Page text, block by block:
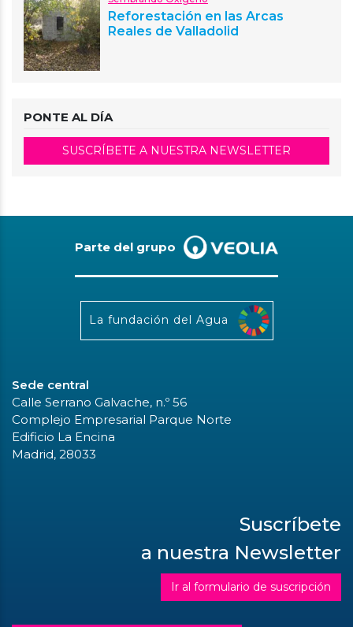
Reforestación en las Arcas
Reales de Valladolid
PONTE AL DÍA
SUSCRÍBETE A NUESTRA NEWSLETTER
Parte del grupo
La fundación del Agua
Sede central
Calle Serrano Galvache, n.º 56
Complejo Empresarial Parque Norte
Edificio La Encina
Madrid, 28033
Suscríbete
a nuestra Newsletter
Ir al formulario de suscripción